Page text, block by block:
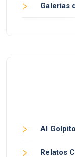
Galerías
Al Golpito
Relatos